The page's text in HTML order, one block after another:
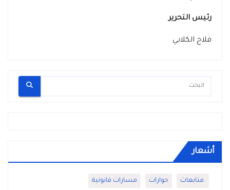
رئيس التحرير
فلاح الكلابي
أشعار
.متابعات حوارات مسارات قانونية